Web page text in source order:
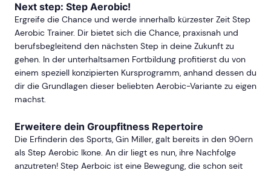
Next step: Step Aerobic!
Ergreife die Chance und werde innerhalb kürzester Zeit Step
Aerobic Trainer. Dir bietet sich die Chance, praxisnah und
berufsbegleitend den nächsten Step in deine Zukunft zu
gehen. In der unterhaltsamen Fortbildung profitierst du von
einem speziell konzipierten Kursprogramm, anhand dessen du
dir die Grundlagen dieser beliebten Aerobic-Variante zu eigen
machst.
Erweitere dein Groupfitness Repertoire
Die Erfinderin des Sports, Gin Miller, galt bereits in den 90ern
als Step Aerobic Ikone. An dir liegt es nun, ihre Nachfolge
anzutreten! Step Aerboic ist eine Bewegung, die schon seit